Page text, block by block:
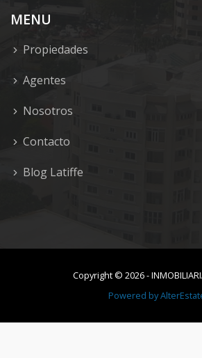
MENU
Propiedades
Agentes
Nosotros
Contacto
Blog Latiffe
Copyright © 2026-
Powered by